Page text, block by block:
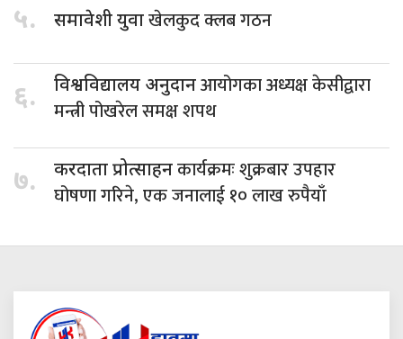
५. समावेशी युवाखेलकुद क्लब गठन
६. विश्वविद्यालय अनुदानआयोगका अध्यक्ष केसीद्वारा
मन्त्री पोखरेल समक्ष शपथ
७. करदाता प्रोत्साहनकार्यक्रमः शुक्रबार उपहार
घोषणा गरिने, एक जनालाई १० लाख रुपैयाँ